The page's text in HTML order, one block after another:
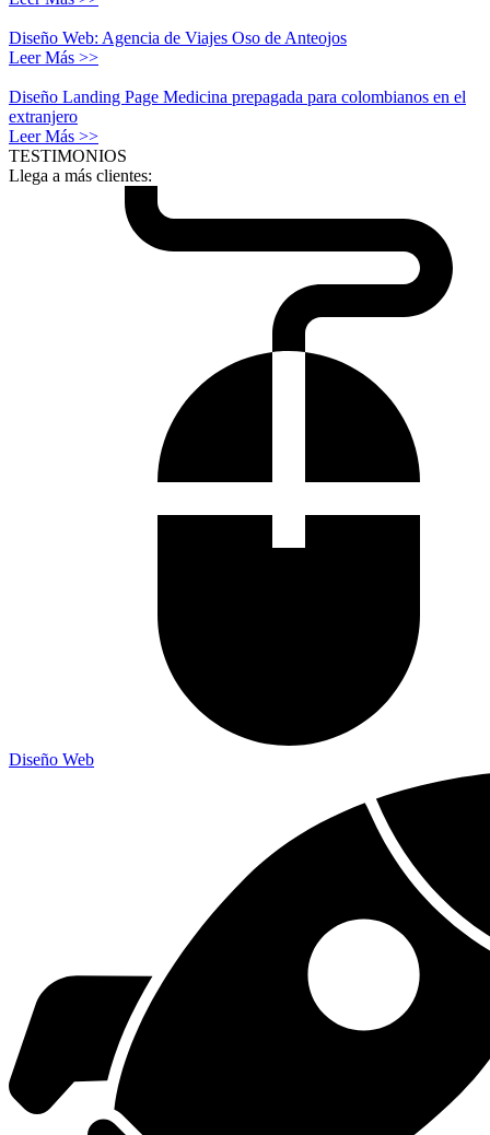
Diseño Web: Agencia de Viajes Oso de Anteojos
Leer Más >>
Diseño Landing Page Medicina prepagada para colombianos en el
extranjero
Leer Más >>
TESTIMONIOS
Llega a más clientes:
Diseño Web